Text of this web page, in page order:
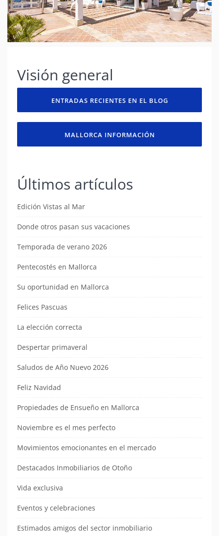
Visión general
ENTRADAS RECIENTES EN EL BLOG
MALLORCA INFORMACIÓN
Últimos artículos
Edición Vistas al Mar
Donde otros pasan sus vacaciones
Temporada de verano 2026
Pentecostés en Mallorca
Su oportunidad en Mallorca
Felices Pascuas
La elección correcta
Despertar primaveral
Saludos de Año Nuevo 2026
Feliz Navidad
Propiedades de Ensueño en Mallorca
Noviembre es el mes perfecto
Movimientos emocionantes en el mercado
Destacados Inmobiliarios de Otoño
Vida exclusiva
Eventos y celebraciones
Estimados amigos del sector inmobiliario